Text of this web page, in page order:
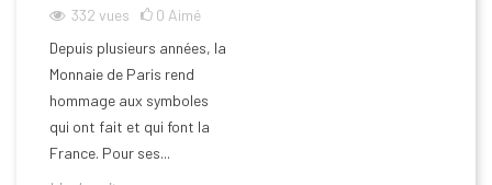
332 vues 0 Aimé
Depuis plusieurs années, la
Monnaie de Paris rend
hommage aux symboles
qui ont fait et qui font la
France. Pour ses...